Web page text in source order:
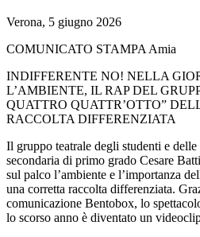
Verona, 5 giugno 2026
COMUNICATO STAMPA Amia
INDIFFERENTE NO! NELLA
L’AMBIENTE, IL RAP DEL
QUATTRO QUATTR’OTTO”
RACCOLTA DIFFERENZIATA
Il gruppo teatrale degli studenti e delle
secondaria di primo grado Cesare
sul palco l’ambiente e l’importanza
una corretta raccolta differenziata.
comunicazione Bentobox, lo
lo scorso anno è diventato un